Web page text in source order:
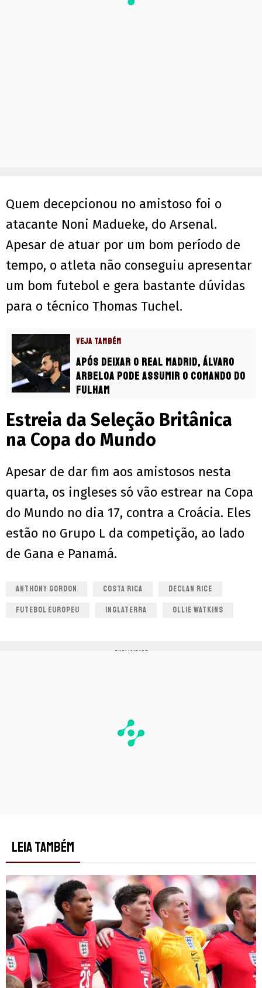
Quem decepcionou no amistoso foi o
atacante Noni Madueke, do Arsenal.
Apesar de atuar por um bom período de
tempo, o atleta não conseguiu apresentar
um bom futebol e gera bastante dúvidas
para o técnico Thomas Tuchel.
VEJA TAMBÉM
Após deixar o Real Madrid, Álvaro
Arbeloa pode assumir o comando do
Fulham
Estreia da Seleção Britânica
na Copa do Mundo
Apesar de dar fim aos amistosos nesta
quarta, os ingleses só vão estrear na Copa
do Mundo no dia 17, contra a Croácia. Eles
estão no Grupo L da competição, ao lado
de Gana e Panamá.
ANTHONY GORDON COSTA RICA DECLAN RICE
FUTEBOL EUROPEU INGLATERRA OLLIE WATKINS
PUBLICIDADE
LEIA TAMBÉM